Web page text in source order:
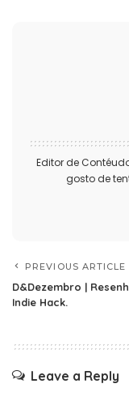
Editor de
gosto de
PREVIOUS ARTICLE
D&Dezembro |
Indie Hack.
Leave a Reply